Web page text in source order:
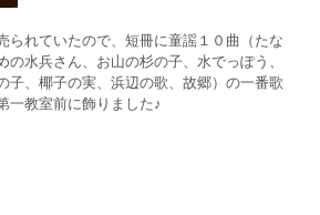
られていたので、短冊に童謡１０曲（たな
の水兵さん、お山の杉の子、水でっぽう、
子、椰子の実、浜辺の歌、故郷）の一番歌
一教室前に飾りました♪